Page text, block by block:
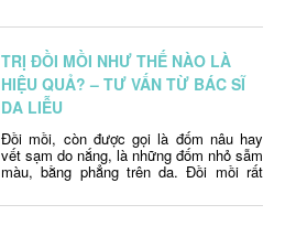
TRỊ ĐỒI MỒI NHƯ THẾ NÀO LÀ
HIỆU QUẢ? – TƯ VẤN TỪ BÁC SĨ
DA LIỄU
Đồi mồi, còn được gọi là đốm nâu hay
vết sạm do nắng, là những đốm nhỏ sẫm
màu, bằng phẳng trên da. Đồi mồi rất
phổ biến ở người trên 50 tuổi, nhưng
những người trẻ hơn vẫn có thể bị nếu